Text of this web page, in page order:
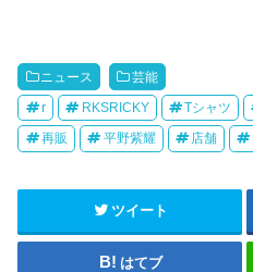
ニュース 芸能
r RKSRICKY Tシャツ
再販 平野紫耀 店舗
ツイート
はてブ